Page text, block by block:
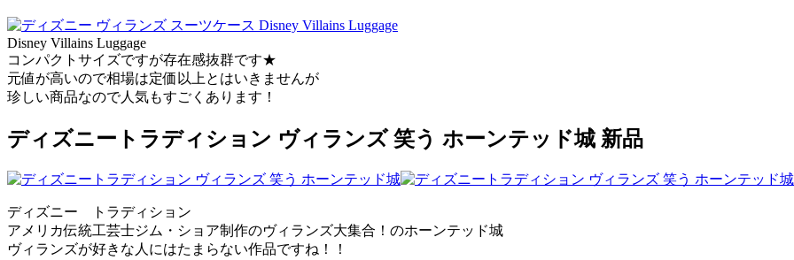
Disney Villains Luggage
コンパクトサイズですが存在感抜群です★
元値が高いので相場は定価以上とはいきませんが
珍しい商品なので人気もすごくあります！
ディズニートラディション ヴィランズ 笑う ホーンテッド城 新品
ディズニー トラディション
アメリカ伝統工芸士ジム・ショア制作のヴィランズ大集合！のホーンテッド城
ヴィランズが好きな人にはたまらない作品ですね！！